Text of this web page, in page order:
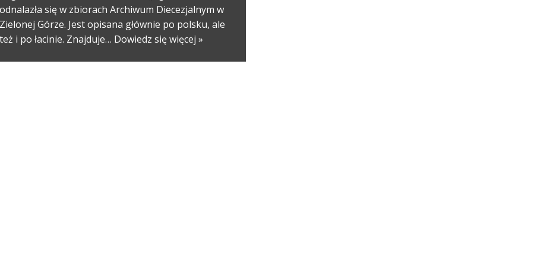
odnalazła się w zbiorach Archiwum Diecezjalnym w
Zielonej Górze. Jest opisana głównie po polsku, ale
też i po łacinie. Znajduje… Dowiedz się więcej »